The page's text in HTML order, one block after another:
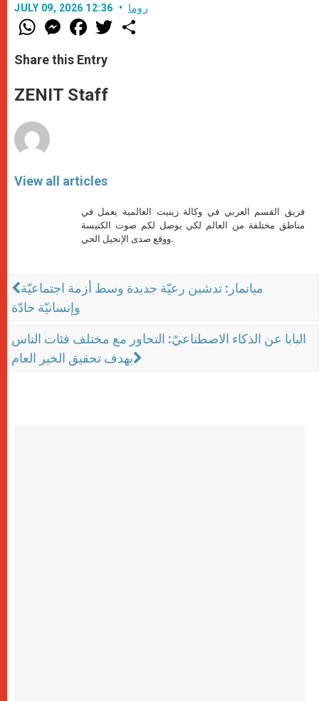
JULY 09, 2026 12:36 روما
W
h
t
s
p
p
M
e
s
e
g
e
F
a
e
b
o
k
w
Share this Entry
ZENIT Staff
View all articles
فريق القسم العربي في وكالة زينيت العالمية يعمل في
مناطق مختلفة من العالم لكي يوصل لكم صوت الكنيسة
ووقع صدى الإنجيل الحي.
ميانمار: تدشين رعيّة جديدة وسط أزمة اجتماعيّة
وإنسانيّة حادّة
البابا عن الذكاء الاصطناعيّ: التحاور مع مختلف فئات الناس
بهدف تحقيق الخير العام